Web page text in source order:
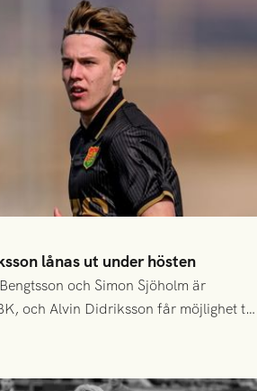
lånas ut under hösten
och Simon Sjöholm är
och Alvin Didriksson får möjlighet till
föreningssamarbete.